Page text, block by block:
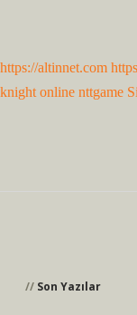
https://altinnet.com
knight online nttgame
Son Yazılar